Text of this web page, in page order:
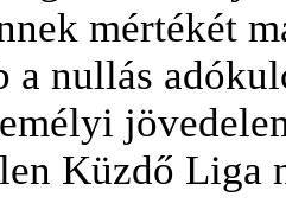
mértékét
a nullás
Küzdő Liga